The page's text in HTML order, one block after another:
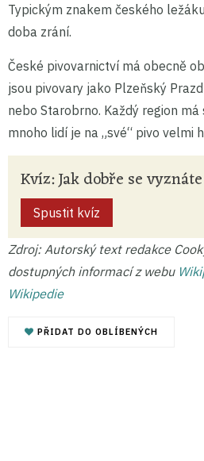
Typickým znakem českého
doba zrání.
České pivovarnictví má obecně
jsou pivovary jako Plzeňský
nebo Starobrno. Každý region
mnoho lidí je na „své“ pivo velmi
Kvíz: Jak dobře se
Spustit kvíz
Zdroj: Autorský text redakce
dostupných informací z webu
Wikipedie
PŘIDAT DO OBLÍBENÝCH